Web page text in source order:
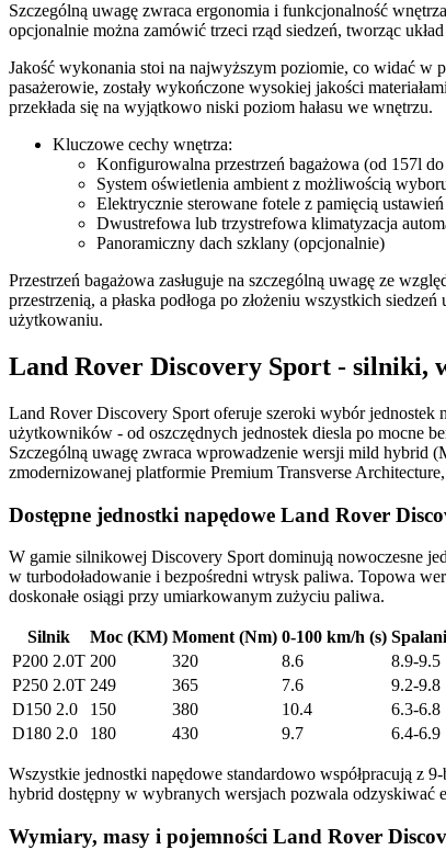
Szczególną uwagę zwraca ergonomia i funkcjonalność
opcjonalnie można zamówić trzeci rząd siedzeń, tworząc
Jakość wykonania stoi na najwyższym poziomie, co widać w
pasażerowie, zostały wykończone wysokiej jakości
przekłada się na wyjątkowo niski poziom hałasu we wnętrzu.
Kluczowe cechy wnętrza:
Konfigurowalna przestrzeń bagażowa (od 157l
System oświetlenia ambient z możliwością
Elektrycznie sterowane fotele z pamięcią ustawień
Dwustrefowa lub trzystrefowa klimatyzacja
Panoramiczny dach szklany (opcjonalnie)
Przestrzeń bagażowa zasługuje na szczególną uwagę ze
przestrzenią, a płaska podłoga po złożeniu wszystkich
użytkowaniu.
Land Rover Discovery Sport - silniki,
Land Rover Discovery Sport oferuje szeroki wybór jednostek
użytkowników - od oszczędnych jednostek diesla po mocne
Szczególną uwagę zwraca wprowadzenie wersji mild hybrid
zmodernizowanej platformie Premium Transverse
Dostępne jednostki napędowe Land Rover
W gamie silnikowej Discovery Sport dominują nowoczesne
w turbodoładowanie i bezpośredni wtrysk paliwa. Topowa
doskonałe osiągi przy umiarkowanym zużyciu paliwa.
Silnik Moc (KM) Moment (Nm) 0-100 km/h (s)
P200 2.0T 200 320 8.6
8.9-9.5
P250 2.0T 249 365 7.6
9.2-9.8
D150 2.0
150 380 10.4
6.3-6.8
D180 2.0
180 430 9.7 6.4-6.9
Wszystkie jednostki napędowe standardowo współpracują z
hybrid dostępny w wybranych wersjach pozwala odzyskiwać
Wymiary, masy i pojemności Land Rover